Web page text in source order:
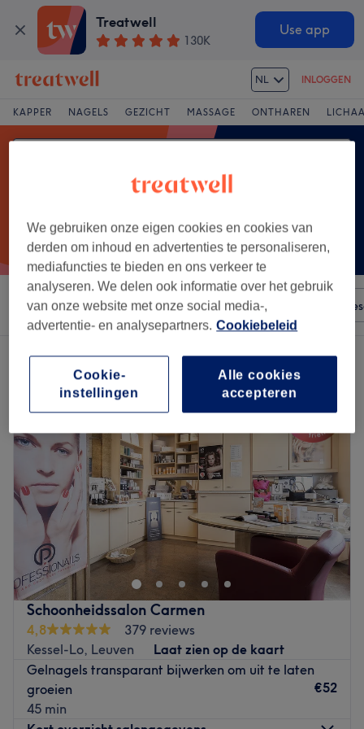
Treatwell
130K
Use app
NL INLOGGEN
KAPPER NAGELS GEZICHT MASSAGE ONTHAREN
Sorteer op Voorzieningen Merken
Een salon met:nagelversteviging in Kessel-Lo, Leuven
Schoonheidssalon Carmen
4,8
379 reviews
Kessel-Lo, Leuven
Laat zien op de kaart
Gelnagels transparant bijwerken om uit te laten
groeien
45 min
€52
We gebruiken onze eigen cookies en cookies van
derden om inhoud en advertenties te personaliseren,
mediafuncties te bieden en ons verkeer te
analyseren. We delen ook informatie over het gebruik
van onze website met onze social media-,
advertentie- en analysepartners. Cookiebeleid
Alle cookies
accepteren
Cookie-
instellingen